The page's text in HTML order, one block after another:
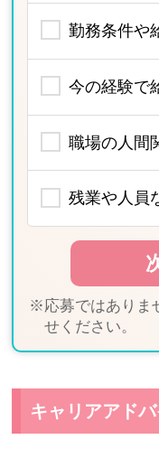
勤務条件や
今の経験で
職場の人間
残業や人員
※応募ではありま
せください。
キャリアアド